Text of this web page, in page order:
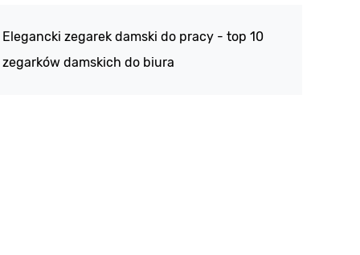
Elegancki zegarek damski do pracy - top 10
zegarków damskich do biura